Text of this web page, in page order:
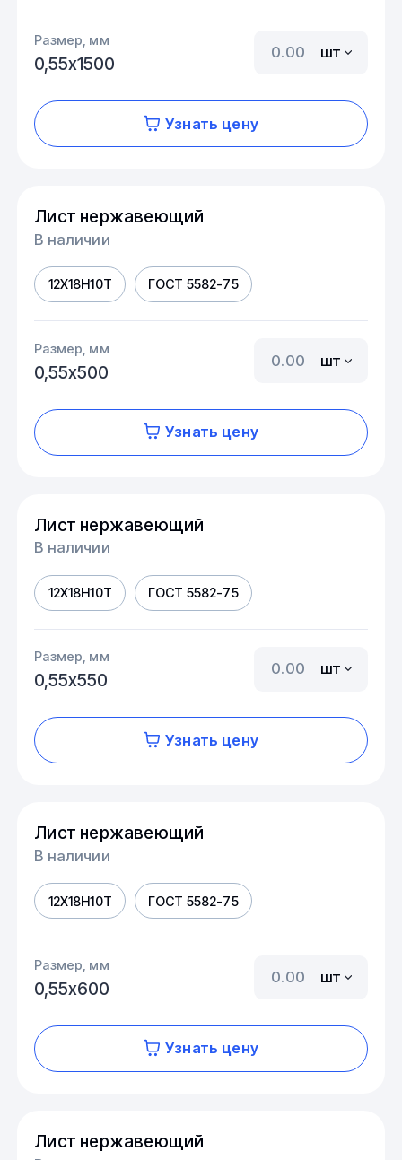
Размер, мм
0,55х1500
шт
Узнать цену
Лист нержавеющий
В наличии
12Х18Н10Т ГОСТ 5582-75
Размер, мм
0,55х500
шт
Узнать цену
Лист нержавеющий
В наличии
12Х18Н10Т ГОСТ 5582-75
Размер, мм
0,55х550
шт
Узнать цену
Лист нержавеющий
В наличии
12Х18Н10Т ГОСТ 5582-75
Размер, мм
0,55х600
шт
Узнать цену
Лист нержавеющий